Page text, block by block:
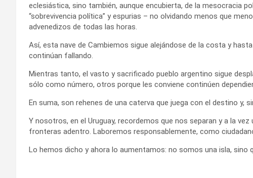
eclesiástica, sino también, aunque encubierta, de la mesocracia
“sobrevivencia política” y espurias – no olvidando menos que
advenedizos de todas las horas.
Así, esta nave de Cambiemos sigue alejándose de la costa y
continúan fallando.
Mientras tanto, el vasto y sacrificado pueblo argentino sigue
sólo como número, otros porque les conviene continúen
En suma, son rehenes de una caterva que juega con el destino y,
Y nosotros, en el Uruguay, recordemos que nos separan y a la
fronteras adentro. Laboremos responsablemente, como
Lo hemos dicho y ahora lo aumentamos: no somos una isla, sino